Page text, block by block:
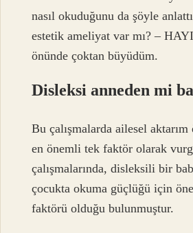
nasıl okuduğunu da şöyle
estetik ameliyat var mı? –
önünde çoktan büyüdüm.
Disleksi anneden mi
Bu çalışmalarda ailesel aktarım
en önemli tek faktör olarak
çalışmalarında, disleksili bir
çocukta okuma güçlüğü için
faktörü olduğu bulunmuştur.